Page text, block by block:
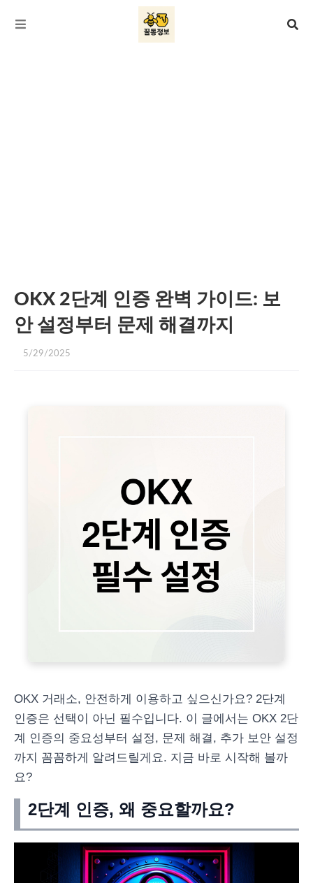
OKX 2단계 인증 완벽 가이드: 보
안 설정부터 문제 해결까지
5/29/2025
OKX 거래소, 안전하게 이용하고 싶으신가요? 2단계
인증은 선택이 아닌 필수입니다. 이 글에서는 OKX 2단
계 인증의 중요성부터 설정, 문제 해결, 추가 보안 설정
까지 꼼꼼하게 알려드릴게요. 지금 바로 시작해 볼까
요?
2단계 인증, 왜 중요할까요?